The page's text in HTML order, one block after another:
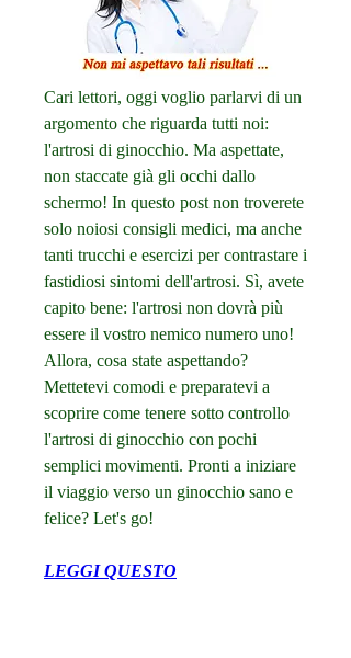
Cari lettori, oggi voglio parlarvi di un
argomento che riguarda tutti noi:
l'artrosi di ginocchio. Ma aspettate,
non staccate già gli occhi dallo
schermo! In questo post non troverete
solo noiosi consigli medici, ma anche
tanti trucchi e esercizi per contrastare i
fastidiosi sintomi dell'artrosi. Sì, avete
capito bene: l'artrosi non dovrà più
essere il vostro nemico numero uno!
Allora, cosa state aspettando?
Mettetevi comodi e preparatevi a
scoprire come tenere sotto controllo
l'artrosi di ginocchio con pochi
semplici movimenti. Pronti a iniziare
il viaggio verso un ginocchio sano e
felice? Let's go!
LEGGI QUESTO